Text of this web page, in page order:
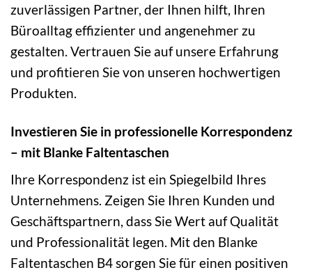
zuverlässigen Partner, der Ihnen hilft, Ihren
Büroalltag effizienter und angenehmer zu
gestalten. Vertrauen Sie auf unsere Erfahrung
und profitieren Sie von unseren hochwertigen
Produkten.
Investieren Sie in professionelle Korrespondenz
– mit Blanke Faltentaschen
Ihre Korrespondenz ist ein Spiegelbild Ihres
Unternehmens. Zeigen Sie Ihren Kunden und
Geschäftspartnern, dass Sie Wert auf Qualität
und Professionalität legen. Mit den Blanke
Faltentaschen B4 sorgen Sie für einen positiven